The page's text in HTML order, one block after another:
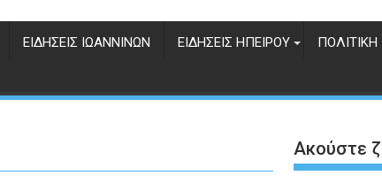
ΕΙΔΉΣΕΙΣ ΙΩΑΝΝΊΝΩΝ ΕΙΔΉΣΕΙΣ ΗΠΕΊΡΟΥ ΠΟΛΙΤΙΚΉ
Ακούστε